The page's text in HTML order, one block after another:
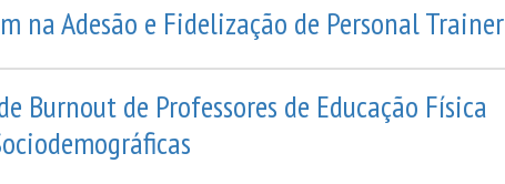
na Adesão e Fidelização de Personal Trainer
Burnout de Professores de Educação Física